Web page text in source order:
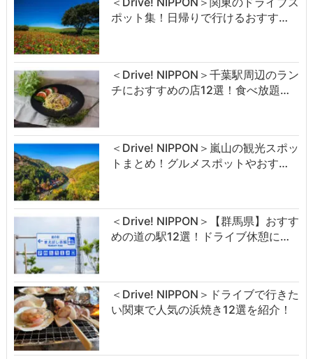
ポット集！日帰りで行けるおすす…
＜Drive! NIPPON＞千葉駅周辺のラン
チにおすすめの店12選！食べ放題…
＜Drive! NIPPON＞嵐山の観光スポッ
トまとめ！グルメスポットやおす…
＜Drive! NIPPON＞【群馬県】おすす
めの道の駅12選！ドライブ休憩に…
＜Drive! NIPPON＞ドライブで行きた
い関東で人気の浜焼き12選を紹介！